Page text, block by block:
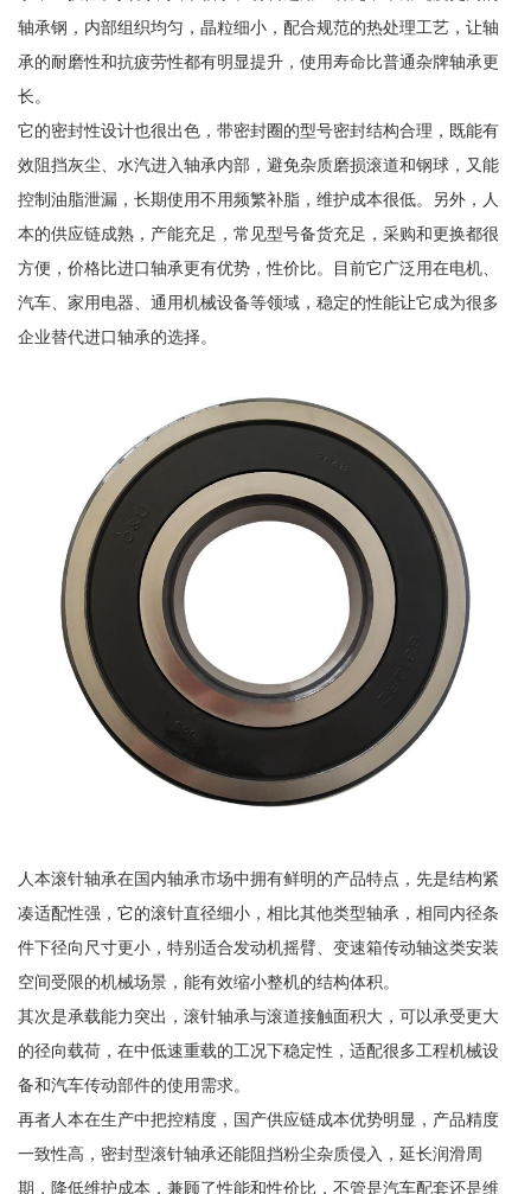
轴承钢，内部组织均匀，晶粒细小，配合规范的热处理工艺，让轴
承的耐磨性和抗疲劳性都有明显提升，使用寿命比普通杂牌轴承更
长。
它的密封性设计也很出色，带密封圈的型号密封结构合理，既能有
效阻挡灰尘、水汽进入轴承内部，避免杂质磨损滚道和钢球，又能
控制油脂泄漏，长期使用不用频繁补脂，维护成本很低。另外，人
本的供应链成熟，产能充足，常见型号备货充足，采购和更换都很
方便，价格比进口轴承更有优势，性价比。目前它广泛用在电机、
汽车、家用电器、通用机械设备等领域，稳定的性能让它成为很多
企业替代进口轴承的选择。
人本滚针轴承在国内轴承市场中拥有鲜明的产品特点，先是结构紧
凑适配性强，它的滚针直径细小，相比其他类型轴承，相同内径条
件下径向尺寸更小，特别适合发动机摇臂、变速箱传动轴这类安装
空间受限的机械场景，能有效缩小整机的结构体积。
其次是承载能力突出，滚针轴承与滚道接触面积大，可以承受更大
的径向载荷，在中低速重载的工况下稳定性，适配很多工程机械设
备和汽车传动部件的使用需求。
再者人本在生产中把控精度，国产供应链成本优势明显，产品精度
一致性高，密封型滚针轴承还能阻挡粉尘杂质侵入，延长润滑周
期，降低维护成本，兼顾了性能和性价比，不管是汽车配套还是维